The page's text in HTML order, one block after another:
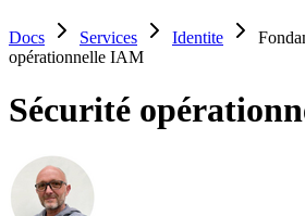
Docs Services Identite
opérationnelle IAM
Sécurité